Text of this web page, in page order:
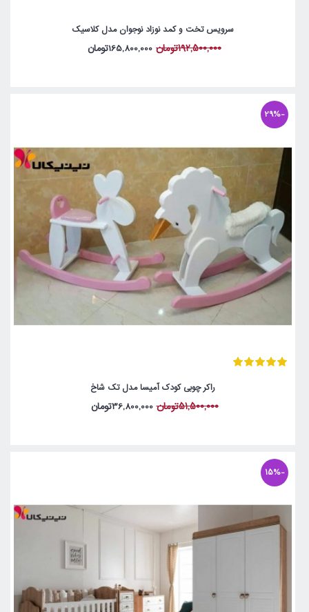
سرویس تخت و کمد نوزاد نوجوان مدل کلاسیک
192,500,000تومان 165,800,000تومان
-29%
راکر چوبی کودک آمیسا مدل تک شاخ
51,500,000تومان 36,800,000تومان
-15%